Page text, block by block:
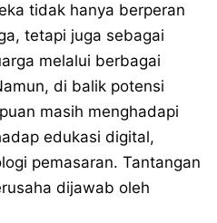
tidak hanya berperan
tetapi juga sebagai
melalui berbagai
di balik potensi
masih menghadapi
edukasi digital,
pemasaran. Tantangan
dijawab oleh